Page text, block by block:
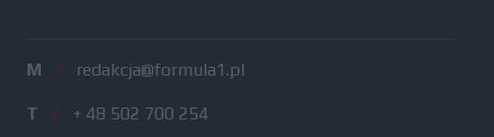
M / redakcja@formula1.pl
T / + 48 502 700 254